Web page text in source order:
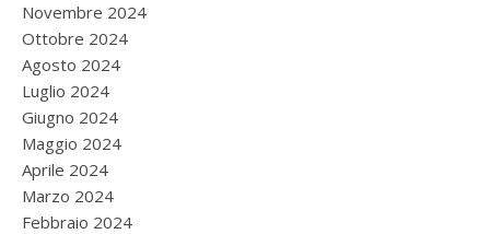
Novembre 2024
Ottobre 2024
Agosto 2024
Luglio 2024
Giugno 2024
Maggio 2024
Aprile 2024
Marzo 2024
Febbraio 2024